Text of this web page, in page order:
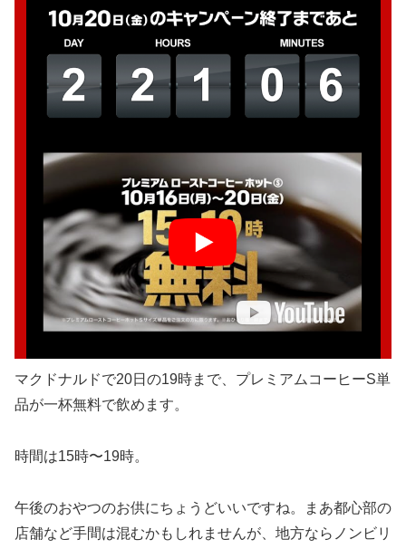
マクドナルドで20日の19時まで、プレミアムコーヒーS単
品が一杯無料で飲めます。
時間は15時〜19時。
午後のおやつのお供にちょうどいいですね。まあ都心部の
店舗など手間は混むかもしれませんが、地方ならノンビリ